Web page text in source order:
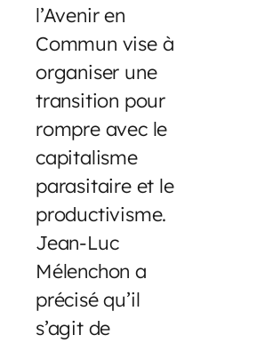
l’Avenir en
Commun vise à
organiser une
transition pour
rompre avec le
capitalisme
parasitaire et le
productivisme.
Jean-Luc
Mélenchon a
précisé qu’il
s’agit de